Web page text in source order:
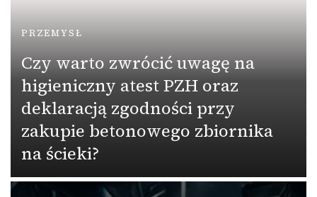
PRZEMYSŁ
Czy warto zwrócić uwagę na
higieniczny atest PZH oraz
deklaracją zgodności przy
zakupie betonowego zbiornika
na ścieki?